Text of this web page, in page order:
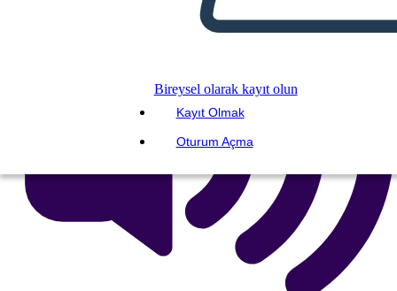
Bireysel olarak kayıt olun
Kayıt Olmak
Oturum Açma